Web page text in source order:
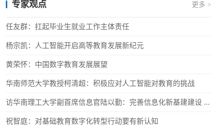
专家观点 更多 >
任友群：扛起毕业生就业工作主体责任
杨宗凯：人工智能开启高等教育发展新纪元
黄荣怀：中国数字教育发展展望
华南师范大学教授柯清超：积极应对人工智能对教育的挑战
访华南理工大学副首席信息官陆以勤：完善信息化新基建建设 ...
祝智庭：对基础教育数字化转型行动要有新认知